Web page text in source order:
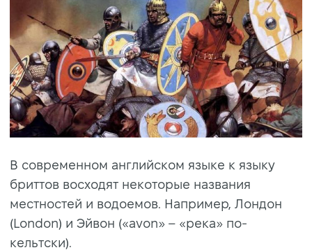
В современном английском языке к языку
бриттов восходят некоторые названия
местностей и водоемов. Например, Лондон
(London) и Эйвон («avon» – «река» по-
кельтски).